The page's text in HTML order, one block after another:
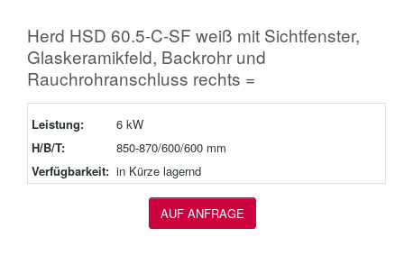
Herd HSD 60.5-C-SF weiß mit Sichtfenster,
Glaskeramikfeld, Backrohr und
Rauchrohranschluss rechts =
Leistung:
6 kW
H/B/T:
850-870/600/600 mm
Verfügbarkeit: in Kürze lagernd
AUF ANFRAGE